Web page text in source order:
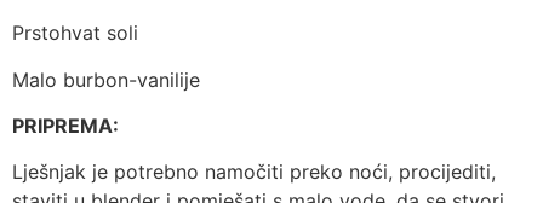
Prstohvat soli
Malo burbon-vanilije
PRIPREMA:
Lješnjak je potrebno namočiti preko noći, procijediti,